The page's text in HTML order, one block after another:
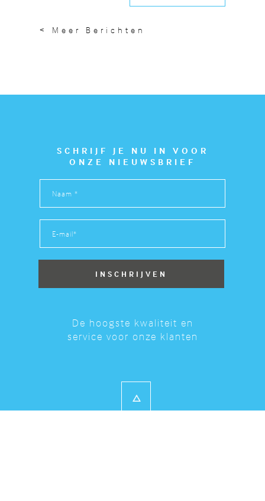
< Meer Berichten
SCHRIJF JE NU IN VOOR
ONZE NIEUWSBRIEF
De hoogste kwaliteit en
service voor onze klanten